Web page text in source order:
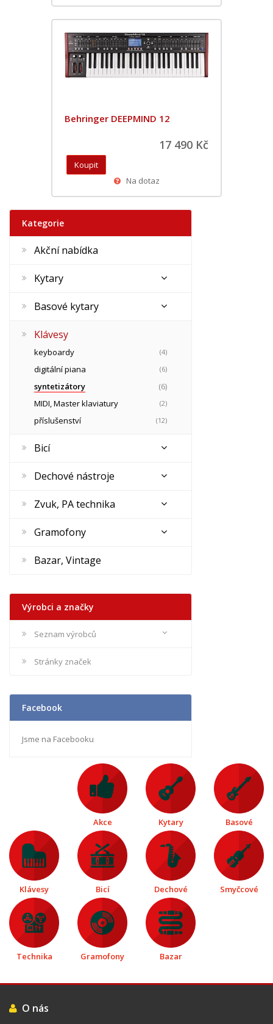
Behringer DEEPMIND 12
17 490 Kč
Na dotaz
Kategorie
Akční nabídka
Kytary
Basové kytary
Klávesy
keyboardy (4)
digitální piana (6)
syntetizátory
(6)
MIDI, Master klaviatury
(2)
příslušenství (12)
Bicí
Dechové nástroje
Zvuk, PA technika
Gramofony
Bazar, Vintage
Výrobci a značky
Seznam výrobců
Stránky značek
Facebook
Jsme na Facebooku
Akce Kytary Basové
Klávesy Bicí Dechové Smyčcové
Technika Gramofony Bazar
O nás